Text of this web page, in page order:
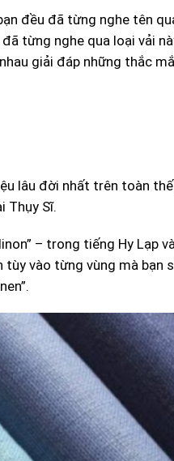
đều đã từng nghe tên
từng nghe qua loại vải
giải đáp những thắc
lâu đời nhất trên toàn
Thụy Sĩ.
– trong tiếng Hy Lạp
vào từng vùng mà bạn